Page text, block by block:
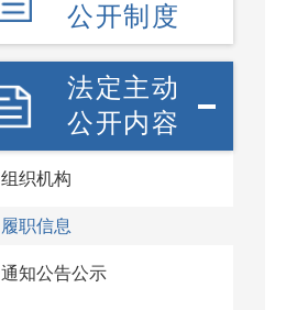
公开制度
法定主动
公开内容
组织机构
履职信息
通知公告公示